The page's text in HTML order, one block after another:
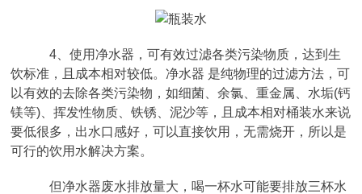
4、使用净水器，可有效过滤各类污染物质，达到生
饮标准，且成本相对较低。净水器 是纯物理的过滤方法，可
以有效的去除各类污染物，如细菌、余氯、重金属、水垢(钙
镁等)、挥发性物质、铁锈、泥沙等，且成本相对桶装水来说
要低很多，出水口感好，可以直接饮用，无需烧开，所以是
可行的饮用水解决方案。
但净水器废水排放量大，喝一杯水可能要排放三杯水